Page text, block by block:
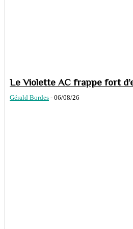
Le Violette AC frappe fort
Gérald Bordes - 06/08/26